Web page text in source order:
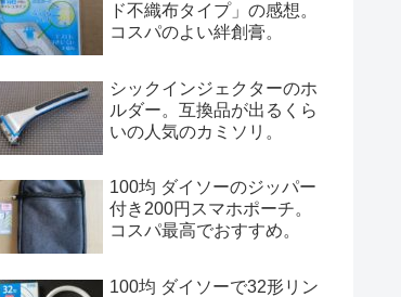
ド不織布タイプ」の感想。
コスパのよい絆創膏。
シックインジェクターのホ
ルダー。互換品が出るくら
いの人気のカミソリ。
100均 ダイソーのジッパー
付き200円スマホポーチ。
コスパ最高でおすすめ。
100均 ダイソーで32形リン